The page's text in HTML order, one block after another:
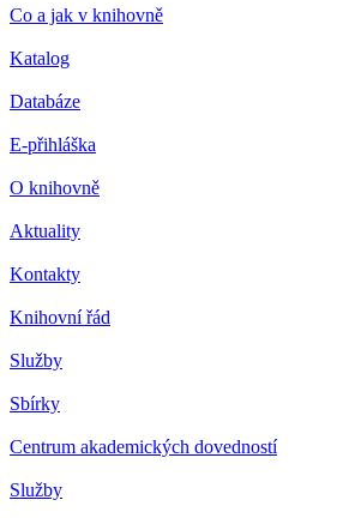
Co a jak v knihovně
Katalog
Databáze
E-přihláška
O knihovně
Aktuality
Kontakty
Knihovní řád
Služby
Sbírky
Centrum akademických dovedností
Služby